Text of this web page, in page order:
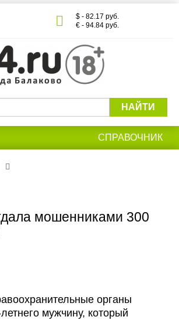
$ - 82.17 руб.
€ - 94.84 руб.
НАЙТИ
СПРАВОЧНИК
мошенниками 300
органы
мужчину, который